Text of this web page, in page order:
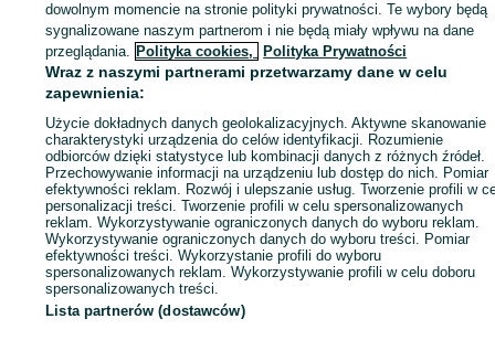
Zaloguj się / Załóż konto
Kup
dowolnym momencie na stronie polityki prywatności. Te wybory będą
sygnalizowane naszym partnerom i nie będą miały wpływu na dane
przeglądania. Polityka cookies, Polityka Prywatności
Wraz z naszymi partnerami przetwarzamy dane w celu
zapewnienia:
Użycie dokładnych danych geolokalizacyjnych. Aktywne skanowanie
charakterystyki urządzenia do celów identyfikacji. Rozumienie
odbiorców dzięki statystyce lub kombinacji danych z różnych źródeł.
Przechowywanie informacji na urządzeniu lub dostęp do nich. Pomiar
efektywności reklam. Rozwój i ulepszanie usług. Tworzenie profili w
personalizacji treści. Tworzenie profili w celu spersonalizowanych
reklam. Wykorzystywanie ograniczonych danych do wyboru reklam.
Wykorzystywanie ograniczonych danych do wyboru treści. Pomiar
efektywności treści. Wykorzystanie profili do wyboru
spersonalizowanych reklam. Wykorzystywanie profili w celu doboru
spersonalizowanych treści.
Lista partnerów (dostawców)